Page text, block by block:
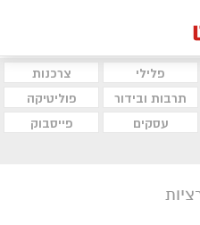
פלילי
צרכנות
תרבות ובידור
פוליטיקה
עסקים
פייסבוק